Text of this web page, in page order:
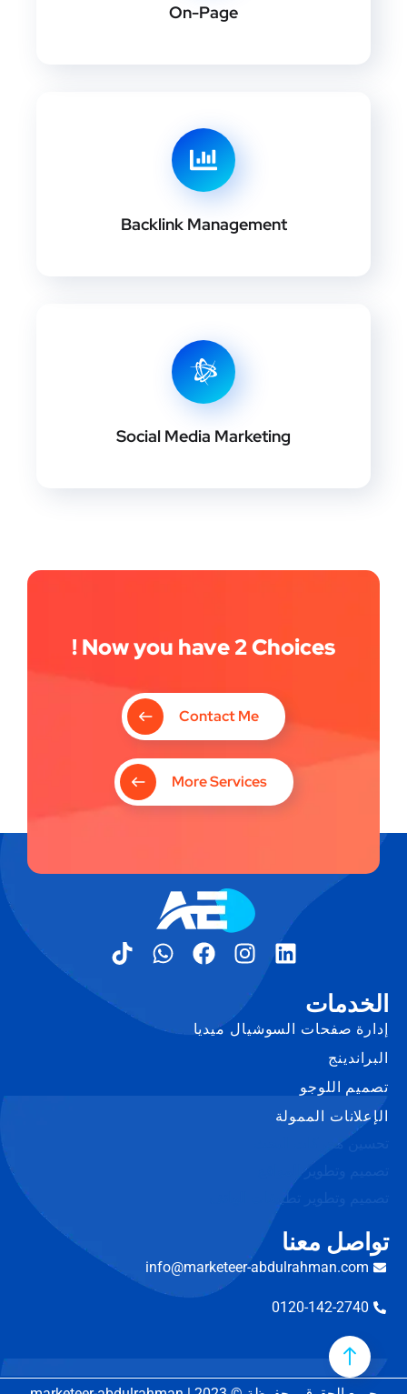
On-Page
Backlink Management
Social Media Marketing
Now you have 2 Choices !
Contact Me
More Services
الخدمات
إدارة صفحات السوشيال ميديا
البراندينج
تصميم اللوجو
الإعلانات الممولة
تصميم وتطوير المواقع
تصميم وتطوير تطبيقات الهاتف
تواصل معنا
info@marketeer-abdulrahman.com
0120-142-2740